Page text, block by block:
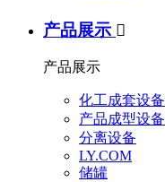
产品展示 
产品展示
化工成套设备
产品成型设备
分离设备
LY.COM
储罐